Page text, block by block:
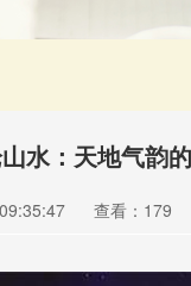
水：天地气韵
查看：179